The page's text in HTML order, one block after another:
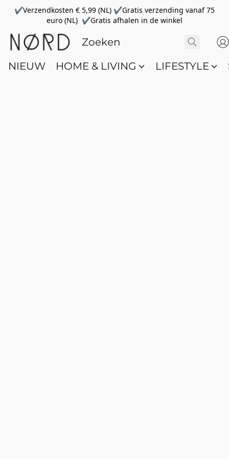
✔Verzendkosten € 5,99 (NL) ✔Gratis verzending vanaf 75
euro (NL) ✔Gratis afhalen in de winkel
NIEUW HOME & LIVING LIFESTYLE